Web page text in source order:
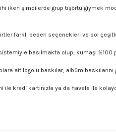
iken şimdilerde grup tişörtü giymek
farklı beden seçenekleri ve bol
basılmakta olup, kumaşı
ait logolu baskılar, albüm
kredi kartınızla ya da havale ile